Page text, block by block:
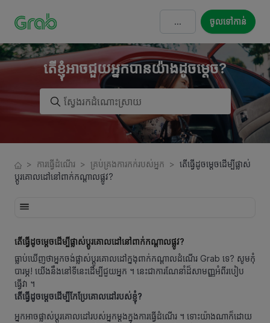
ចូលទៅកាន់
តើខ្ញុំអាចជួយអ្នកបានយ៉ាងដូចម្តេច?
> ការធ្វើដំណើរ > គ្រប់គ្រងការកក់របស់អ្នក > តើធ្វើដូចម្ដេចដើម្បីផ្លាស់
ប្ដូរគោលដៅនៅពាក់កណ្ដាលផ្លូវ?
តើធ្វើដូចម្ដេចដើម្បីផ្លាស់ប្ដូរគោលដៅនៅពាក់កណ្ដាលផ្លូវ?
ធ្លាប់ឃើញថាអ្នកចង់ផ្លាស់ប្ដូរគោលដៅក្នងុពាក់កណ្ដាលដំណើរ Grab ទេ? សូមកុំ
បារម្ភ! យើងនឹងនៅទីនេះដើម្បីជួយអ្នក ។ នេះជាការណែនាំដ៏សាមញ្ញអំពីរបៀប
ធ្វើវា ។
តើធ្វើដូចម្ដេចដើម្បីកែប្រែគោលដៅរបស់ខ្ញុំ?
អ្នកអាចផ្លាស់ប្ដូរគោលដៅរបស់អ្នកម្តងក្នុងការធ្វើដំណើរ ។ ទោះយ៉ាងណាក៏ដោយ